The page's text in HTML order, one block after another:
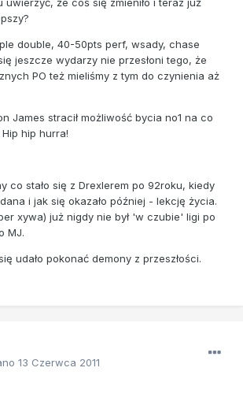
double, 40-50pts perf, wsady, chase
jeszcze wydarzy nie przesłoni tego, że
PO też mieliśmy z tym do czynienia aż
James stracił możliwość bycia no1 na co
hip hurra!
co stało się z Drexlerem po 92roku, kiedy
i jak się okazało później - lekcję życia.
xywa) już nigdy nie był 'w czubie' ligi po
MJ.
udało pokonać demony z przeszłości.
13 Czerwca 2011